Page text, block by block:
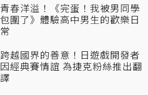
青春洋溢！《完蛋！我被男同學
包圍了》體驗高中男生的歡樂日
常
跨越國界的善意！日遊戲開發者
因經典賽情誼 為捷克粉絲推出翻
譯